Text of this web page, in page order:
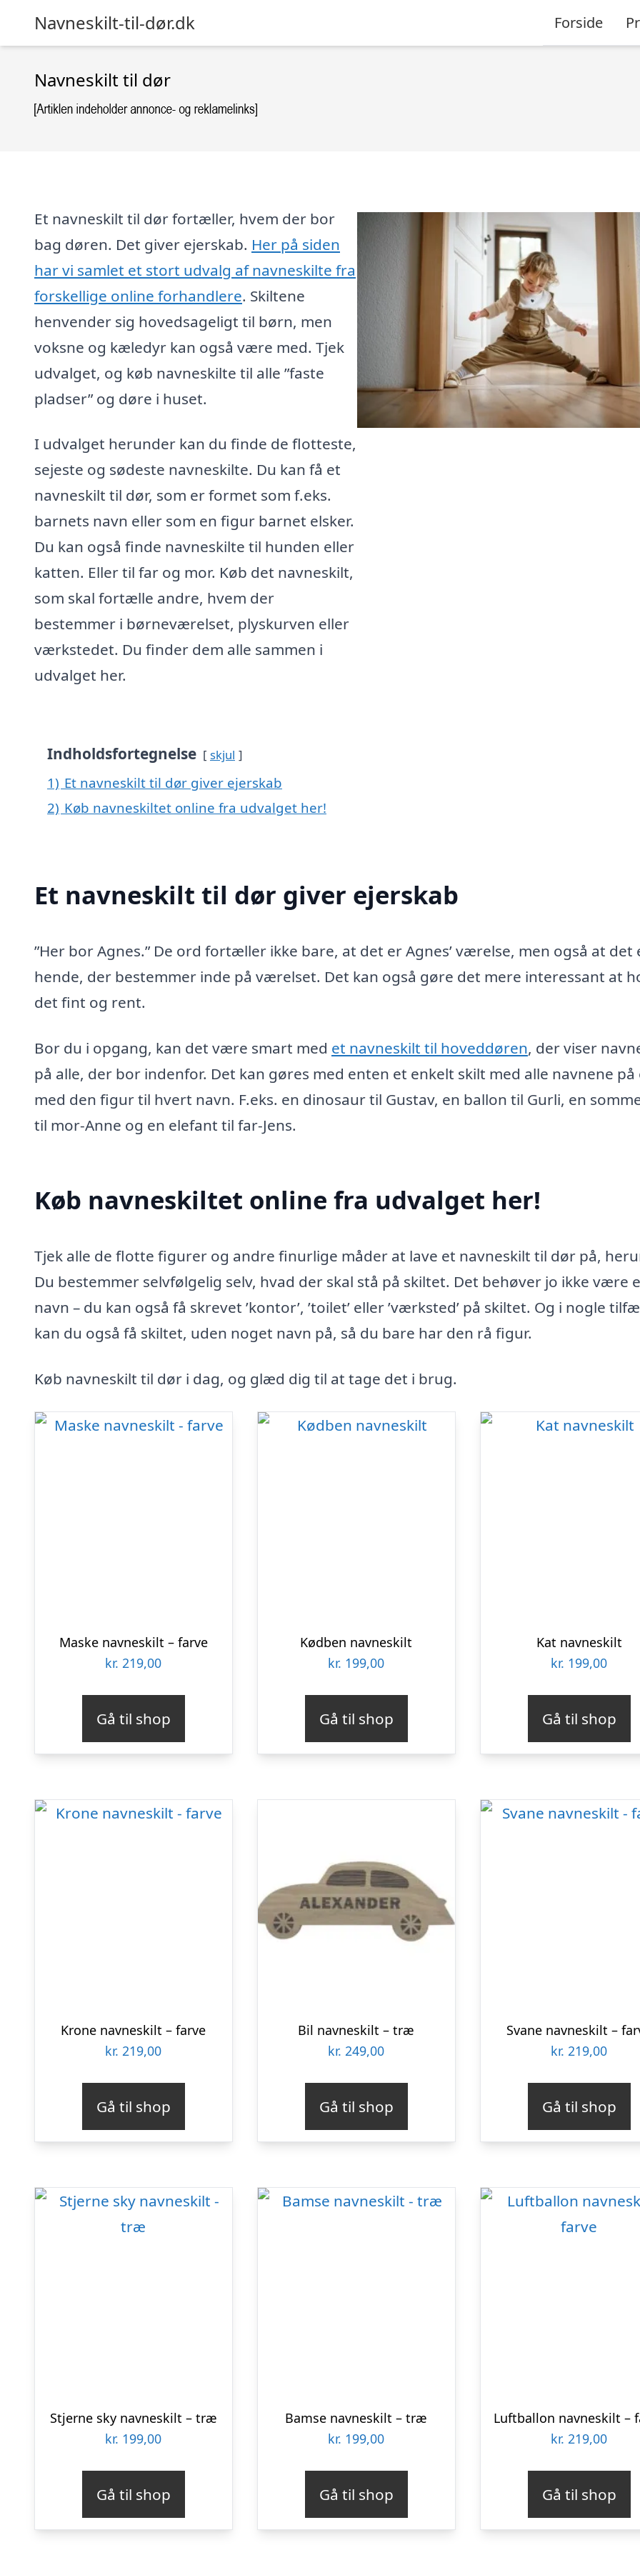
Navneskilt-til-dør.dk Forside
Navneskilt til dør
Et navneskilt til dør fortæller, hvem der bor
bag døren. Det giver ejerskab. Her på siden
har vi samlet et stort udvalg af navneskilte fra
forskellige online forhandlere. Skiltene
henvender sig hovedsageligt til børn, men
voksne og kæledyr kan også være med. Tjek
udvalget, og køb navneskilte til alle ”faste
pladser” og døre i huset.
I udvalget herunder kan du finde de flotteste,
sejeste og sødeste navneskilte. Du kan få et
navneskilt til dør, som er formet som f.eks.
barnets navn eller som en figur barnet elsker.
Du kan også finde navneskilte til hunden eller
katten. Eller til far og mor. Køb det navneskilt,
som skal fortælle andre, hvem der
bestemmer i børneværelset, plyskurven eller
værkstedet. Du finder dem alle sammen i
udvalget her.
Indholdsfortegnelse skjul
1) Et navneskilt til dør giver ejerskab
2) Køb navneskiltet online fra udvalget her!
Et navneskilt til dør giver ejerskab
”Her bor Agnes.” De ord fortæller ikke bare, at det er Agnes’ værelse, men også at det
hende, der bestemmer inde på værelset. Det kan også gøre det mere interessant at
det fint og rent.
Bor du i opgang, kan det være smart med et navneskilt til hoveddøren, der viser
på alle, der bor indenfor. Det kan gøres med enten et enkelt skilt med alle navnene på
med den figur til hvert navn. F.eks. en dinosaur til Gustav, en ballon til Gurli, en
til mor-Anne og en elefant til far-Jens.
Køb navneskiltet online fra udvalget her!
Tjek alle de flotte figurer og andre finurlige måder at lave et navneskilt til dør på,
Du bestemmer selvfølgelig selv, hvad der skal stå på skiltet. Det behøver jo ikke være
navn – du kan også få skrevet ’kontor’, ’toilet’ eller ’værksted’ på skiltet. Og i nogle
kan du også få skiltet, uden noget navn på, så du bare har den rå figur.
Køb navneskilt til dør i dag, og glæd dig til at tage det i brug.
Maske navneskilt – farve
kr. 219,00
Gå til shop
Kødben navneskilt
kr. 199,00
Gå til shop
Kat navneskilt
kr. 199,00
Gå til shop
Krone navneskilt – farve
kr. 219,00
Gå til shop
Bil navneskilt – træ
kr. 249,00
Gå til shop
Svane navneskilt –
kr. 219,00
Gå til shop
Stjerne sky navneskilt – træ
kr. 199,00
Gå til shop
Bamse navneskilt – træ
kr. 199,00
Gå til shop
Luftballon navneskilt –
kr. 219,00
Gå til shop